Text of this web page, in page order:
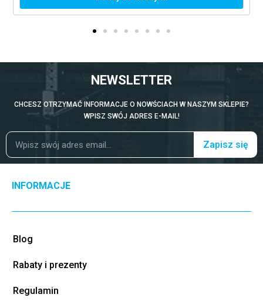
NEWSLETTER
CHCESZ OTRZYMAĆ INFORMACJE O NOWŚCIACH W NASZYM SKLEPIE?
WPISZ SWÓJ ADRES E-MAIL!
Zapisz się
INFORMACJE
Blog
Rabaty i prezenty
Regulamin